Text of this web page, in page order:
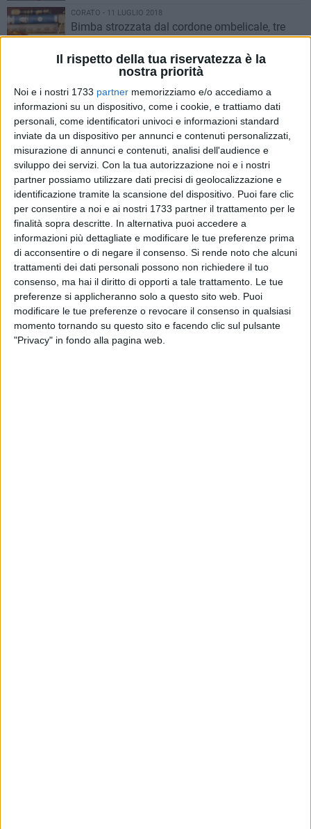
Il rispetto della tua riservatezza è la
nostra priorità
Noi e i nostri 1733 partner memorizziamo e/o accediamo a
informazioni su un dispositivo, come i cookie, e trattiamo dati
personali, come identificatori univoci e informazioni standard
inviate da un dispositivo per annunci e contenuti personalizzati,
misurazione di annunci e contenuti, analisi dell'audience e
sviluppo dei servizi. Con la tua autorizzazione noi e i nostri
partner possiamo utilizzare dati precisi di geolocalizzazione e
identificazione tramite la scansione del dispositivo. Puoi fare clic
per consentire a noi e ai nostri 1733 partner il trattamento per le
finalità sopra descritte. In alternativa puoi accedere a
informazioni più dettagliate e modificare le tue preferenze prima
di acconsentire o di negare il consenso. Si rende noto che alcuni
trattamenti dei dati personali possono non richiedere il tuo
consenso, ma hai il diritto di opporti a tale trattamento. Le tue
preferenze si applicheranno solo a questo sito web. Puoi
modificare le tue preferenze o revocare il consenso in qualsiasi
momento tornando su questo sito e facendo clic sul pulsante
"Privacy" in fondo alla pagina web.
CORATO - 11 LUGLIO 2018
Bimba strozzata dal cordone ombelicale, tre
assoluzioni
CORATO - 11 LUGLIO 2018
Incidente in contrada Piede Piccolo, tre feriti
CORATO - 10 LUGLIO 2018
Corato saluta Angela Pisicchio, un esempio di
dedizione e amore per la cultura
CORATO - 8 LUGLIO 2018
Uomo riverso a terra per strada, soccorso dai
passanti
CORATO - 8 LUGLIO 2018
Schianto sulla Bisceglie Corato, numerosi feriti
CORATO - 6 LUGLIO 2018
Arrestato il direttore della ASL Bari Vito